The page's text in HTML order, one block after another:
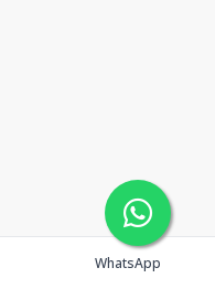
WhatsApp